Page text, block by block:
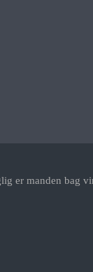
er manden bag